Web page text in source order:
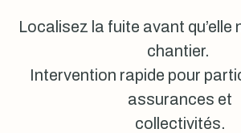
Localisez la fuite avant qu’elle
chantier.
Intervention rapide pour
assurances et
collectivités.